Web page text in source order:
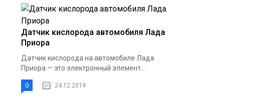
Датчик кислорода автомобиля Лада
Приора
Датчик кислорода на автомобиле Лада
Приора — это электронный элемент...
0 24.12.2019